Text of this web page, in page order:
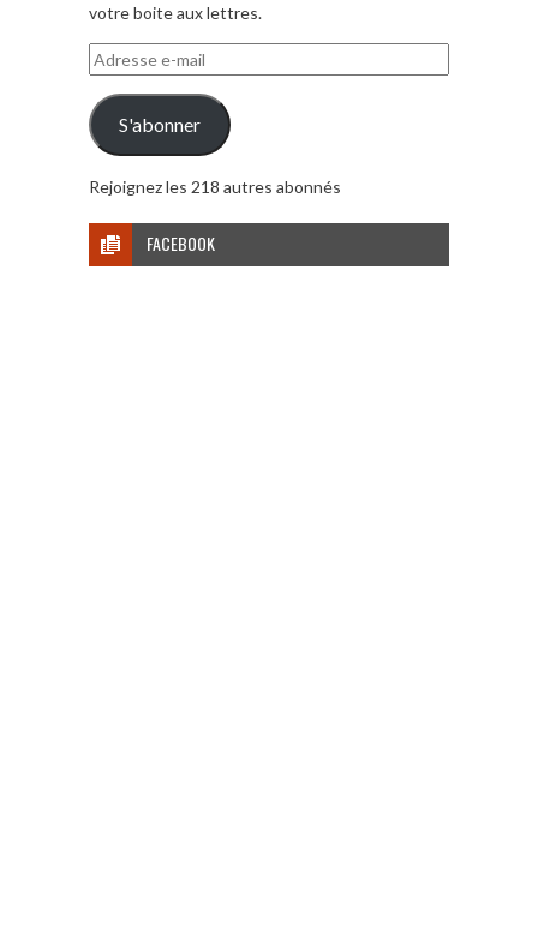
votre boite aux lettres.
Adresse
e-
mail
S'abonner
Rejoignez les 218 autres abonnés
FACEBOOK